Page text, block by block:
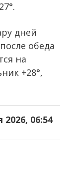
дней
обеда
на
+28°,
2026, 06:54